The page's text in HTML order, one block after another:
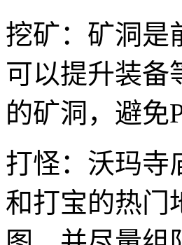
挖矿：矿洞是
可以提升装备
的矿洞，避免
打怪：沃玛寺
和打宝的热门